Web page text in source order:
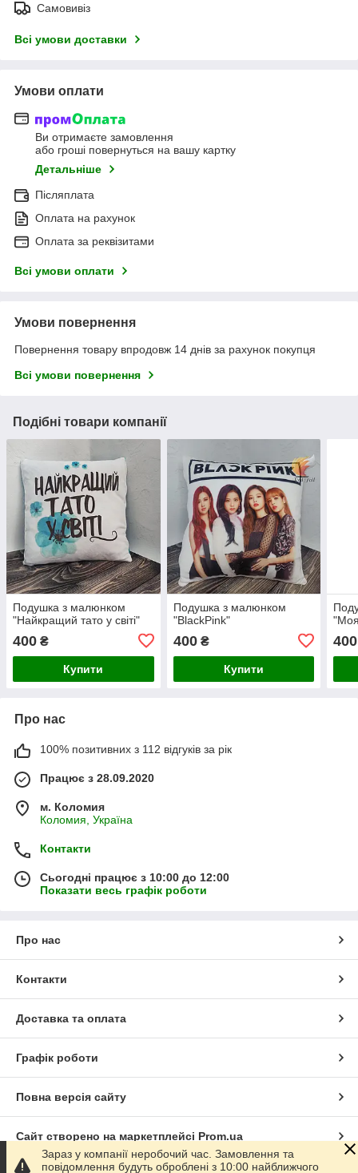
Самовивіз
Всі умови доставки
Умови оплати
Ви отримаєте замовлення
або гроші повернуться на вашу картку
Детальніше
Післяплата
Оплата на рахунок
Оплата за реквізитами
Всі умови оплати
Умови повернення
Повернення товару впродовж 14 днів за рахунок покупця
Всі умови повернення
Подібні товари компанії
Подушка з малюнком
"Найкращий тато у світі"
400 ₴
Купити
Подушка з малюнком
"BlackPink"
400₴
Купити
400
Про нас
100% позитивних з 112 відгуків за рік
Працює з 28.09.2020
м. Коломия
Коломия, Україна
Контакти
Сьогодні працює з 10:00 до 12:00
Показати весь графік роботи
Про нас
Контакти
Доставка та оплата
Графік роботи
Повна версія сайту
Сайт створено на маркетплейсі Prom.ua
Зараз у компанії неробочий час. Замовлення та
повідомлення будуть оброблені з 10:00 найближчого